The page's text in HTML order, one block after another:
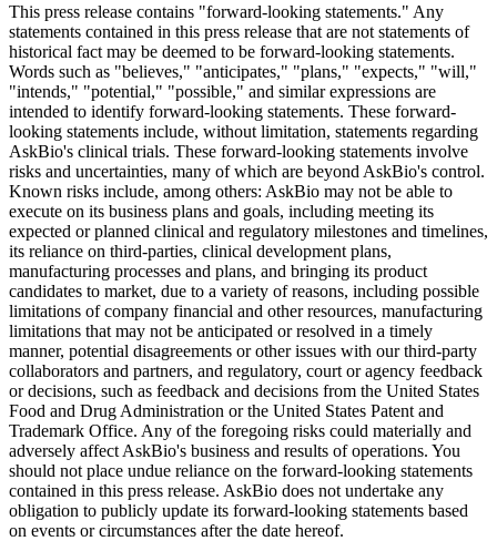
This press release contains "forward-looking statements." Any
statements contained in this press release that are not statements of
historical fact may be deemed to be forward-looking statements.
Words such as "believes," "anticipates," "plans," "expects," "will,"
"intends," "potential," "possible," and similar expressions are
intended to identify forward-looking statements. These forward-
looking statements include, without limitation, statements regarding
AskBio's clinical trials. These forward-looking statements involve
risks and uncertainties, many of which are beyond AskBio's control.
Known risks include, among others: AskBio may not be able to
execute on its business plans and goals, including meeting its
expected or planned clinical and regulatory milestones and timelines,
its reliance on third-parties, clinical development plans,
manufacturing processes and plans, and bringing its product
candidates to market, due to a variety of reasons, including possible
limitations of company financial and other resources, manufacturing
limitations that may not be anticipated or resolved in a timely
manner, potential disagreements or other issues with our third-party
collaborators and partners, and regulatory, court or agency feedback
or decisions, such as feedback and decisions from the United States
Food and Drug Administration or the United States Patent and
Trademark Office. Any of the foregoing risks could materially and
adversely affect AskBio's business and results of operations. You
should not place undue reliance on the forward-looking statements
contained in this press release. AskBio does not undertake any
obligation to publicly update its forward-looking statements based
on events or circumstances after the date hereof.